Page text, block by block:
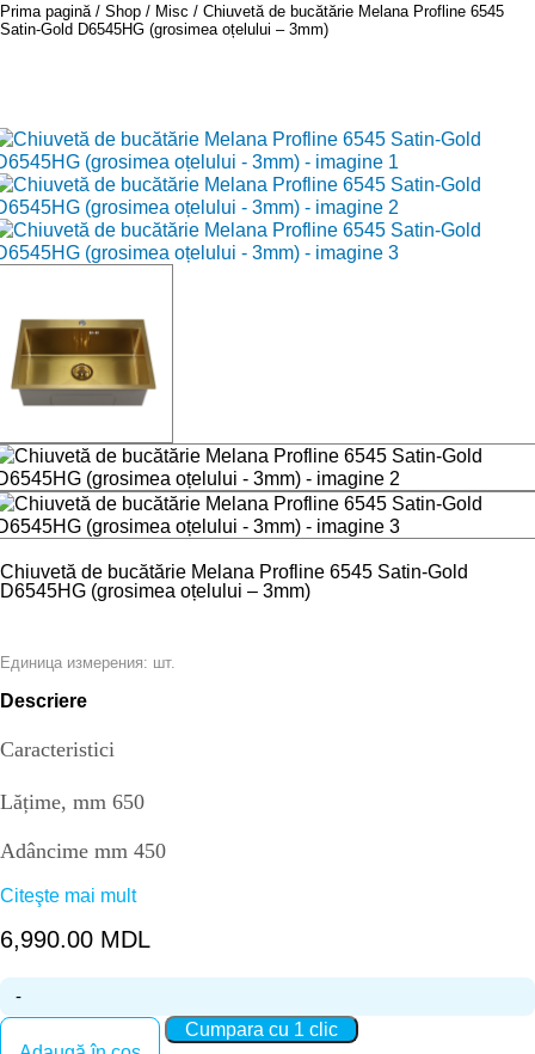
Prima pagină Shop Misc
Chiuvetă de bucătărie Melana Profline 6545
Satin-Gold D6545HG (grosimea oțelului – 3mm)
Chiuvetă de bucătărie Melana Profline 6545 Satin-Gold
D6545HG (grosimea oțelului – 3mm)
Единица измерения: шт.
Descriere
Caracteristici
Lățime, mm 650
Adâncime mm 450
Înălțime, mm220
Forma de spălare
Tipul suprafeței
Grosimea oțelului, mm3.0
Citeşte mai mult
6,990.00 MDL
Cantitate Chiuvetă de bucătărie Melana Profline 6545 Satin-Gold
D6545HG (grosimea oțelului - 3mm)
Cumpara cu 1 clic